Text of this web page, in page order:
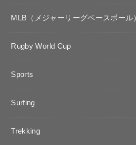
MLB（メジャーリーグベースボール
Rugby World Cup
Sports
Surfing
Trekking